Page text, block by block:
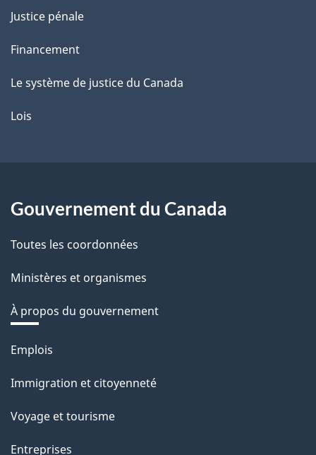
Justice pénale
Financement
Le système de justice du Canada
Lois
Gouvernement du Canada
Toutes les coordonnées
Ministères et organismes
À propos du gouvernement
Thèmes
sujets
Emplois
Immigration et citoyenneté
Voyage et tourisme
Entreprises